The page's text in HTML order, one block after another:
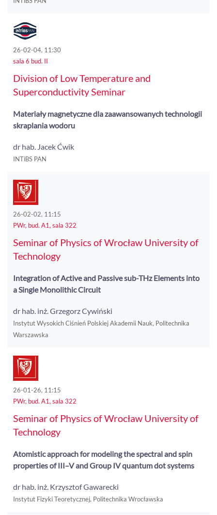
26-02-04, 11:30
sala 6 bud. II
Division of Low Temperature and
Superconductivity Seminar
Materiały magnetyczne dla zaawansowanych technologii
skraplania wodoru
dr hab. Jacek Ćwik
INTiBS PAN
26-02-02, 11:15
PWr, bud. A1, sala 322
Seminar of Physics of Wrocław University of
Technology
Integration of Active and Passive sub-THz Elements into
a Single Monolithic Circuit
dr hab. inż. Grzegorz Cywiński
Instytut Wysokich Ciśnień Polskiej Akademii Nauk, Politechnika
Warszawska
26-01-26, 11:15
PWr, bud. A1, sala 322
Seminar of Physics of Wrocław University of
Technology
Atomistic approach for modeling the spectral and spin
properties of III–V and Group IV quantum dot systems
dr hab. inż. Krzysztof Gawarecki
Instytut Fizyki Teoretycznej, Politechnika Wrocławska